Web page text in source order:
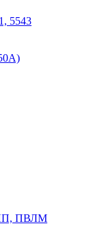
5543
ПВЛМ